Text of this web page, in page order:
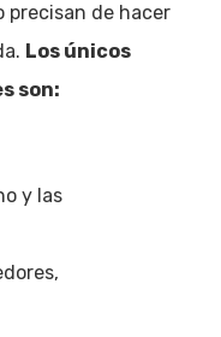
precisan de hacer
Los únicos
son:
y las